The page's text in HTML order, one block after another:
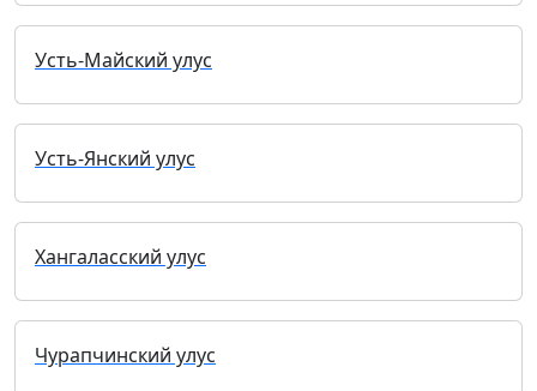
Усть-Майский улус
Усть-Янский улус
Хангаласский улус
Чурапчинский улус